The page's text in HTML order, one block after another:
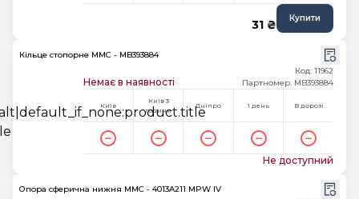
31 ₴ Купити
Кільце стопорне MMC - MB393884
Немає в наявності
Код: 11962
Партномер: MB393884
Київ
Київ 3
години
Дніпро 1 день В дорозі
Не доступний
Опора сферична нижня MMC - 4013A211 MPW IV